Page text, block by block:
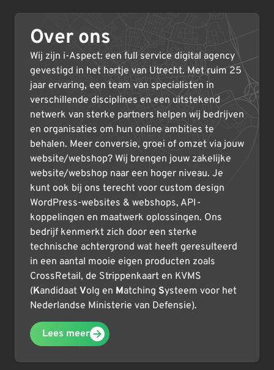
Over ons
Wij zijn i-Aspect: een full service digital agency
gevestigd in het hartje van Utrecht. Met ruim 25
jaar ervaring, een team van specialisten in
verschillende disciplines en een uitstekend
netwerk van sterke partners helpen wij bedrijven
en organisaties om hun online ambities te
behalen. Meer conversie, groei of omzet via jouw
website/webshop? Wij brengen jouw zakelijke
website/webshop naar een hoger niveau. Je
kunt ook bij ons terecht voor custom design
WordPress-websites & webshops, API-
koppelingen en maatwerk oplossingen. Ons
bedrijf kenmerkt zich door een sterke
technische achtergrond wat heeft geresulteerd
in een aantal mooie eigen producten zoals
CrossRetail, de Strippenkaart en KVMS
(Kandidaat Volg en Matching Systeem voor het
Nederlandse Ministerie van Defensie).
Lees meer